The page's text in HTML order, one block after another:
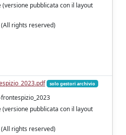
pubblicata con il layout
rights reserved)
solo gestori archivio
pubblicata con il layout
rights reserved)